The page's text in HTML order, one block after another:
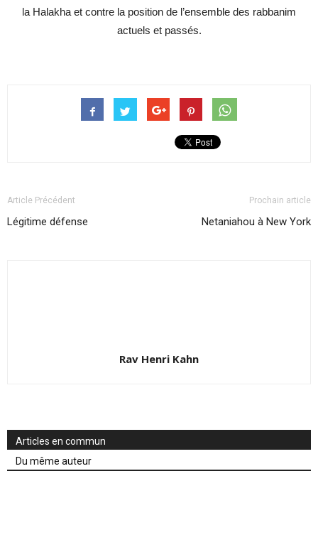
la Halakha et contre la position de l’ensemble des rabbanim
actuels et passés.
Article Précédent
Légitime défense
Prochain article
Netaniahou à New York
Rav Henri Kahn
Articles en commun
Du même auteur